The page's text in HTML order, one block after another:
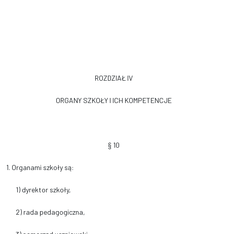
ROZDZIAŁ IV
ORGANY SZKOŁY I ICH KOMPETENCJE
§ 10
1. Organami szkoły są:
1) dyrektor szkoły,
2) rada pedagogiczna,